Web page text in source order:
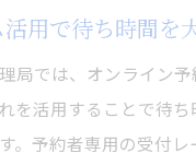
用で待ち時間を
局では、オンライン
を活用することで待
。予約者専用の受付レ